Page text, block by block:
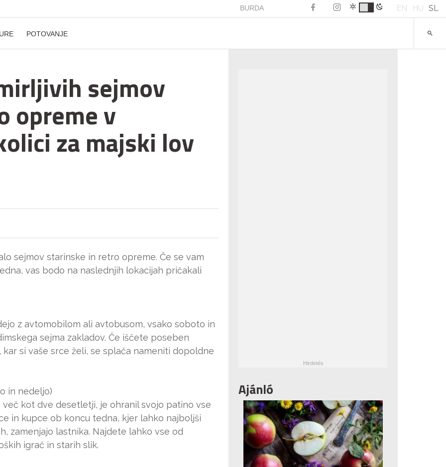
BURDA EN HU SL
POTOVANJE
sejmov
opreme v
za majski lov
sejmov starinske in retro opreme. Če se vam
vas bodo na naslednjih lokacijah pričakali
z avtomobilom ali avtobusom, vsako soboto in
sejma zakladov. Če iščete poseben
si vaše srce želi, se splača nameniti dopoldne
in nedeljo)
kot dve desetletji, je ohranil svojo patino vse
in kupce ob koncu tedna, kjer lahko najboljši
zamenjajo lastnika. Najdete lahko vse od
igrač in starih slik.
Ajánló